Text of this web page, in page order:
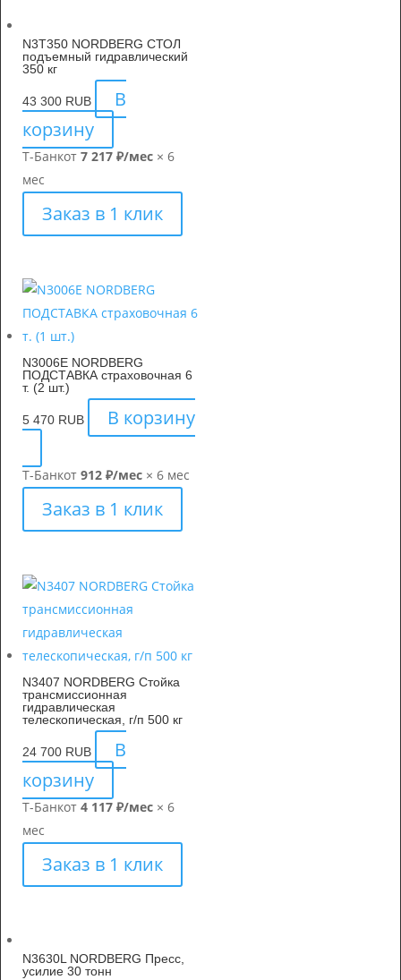
N3T350 NORDBERG СТОЛ
подъемный гидравлический
350 кг
43 300 RUB
В
корзину
Т-Банкот 7 217 ₽/мес × 6
мес
Заказ в 1 клик
N3006E NORDBERG
ПОДСТАВКА страховочная 6
т. (2 шт.)
5 470 RUB В корзину
Т-Банкот 912 ₽/мес × 6 мес
Заказ в 1 клик
N3407 NORDBERG Cтойка
трансмиссионная
гидравлическая
телескопическая, г/п 500 кг
24 700 RUB
В
корзину
Т-Банкот 4 117 ₽/мес × 6
мес
Заказ в 1 клик
N3630L NORDBERG Пресс,
усилие 30 тонн